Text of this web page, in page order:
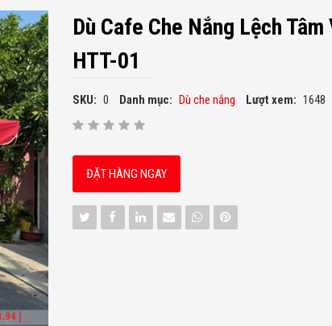
Dù Cafe Che Nắng Lệch Tâm
HTT-01
SKU: 0 Danh mục: Dù che nắng Lượt xem: 1648
ĐẶT HÀNG NGAY